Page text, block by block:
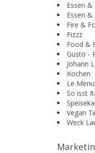
Essen &
Essen
Fire &
Fizzz
Food &
Gusto -
Johann
Kochen
Le Menu
So isst
Vegan
Weck